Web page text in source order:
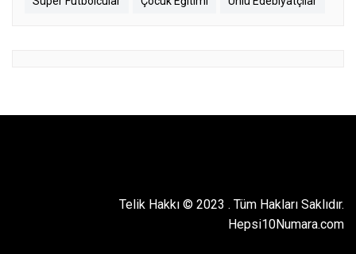
Telik Hakkı © 2023 . Tüm Hakları Saklıdır.
Hepsi10Numara.com